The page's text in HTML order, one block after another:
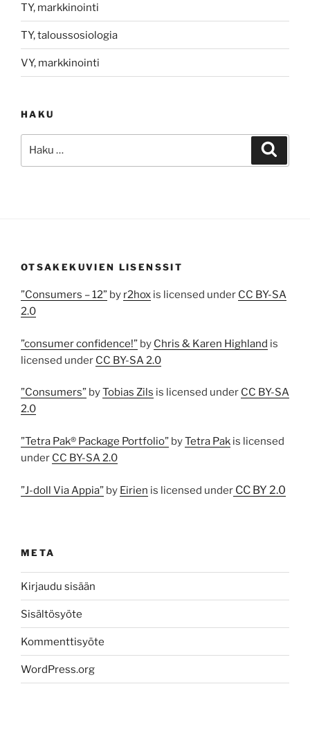
TY, markkinointi
TY, taloussosiologia
VY, markkinointi
HAKU
OTSAKEKUVIEN LISENSSIT
”Consumers – 12” by r2hox is licensed under CC BY-SA
2.0
”consumer confidence!” by Chris & Karen Highland is
licensed under CC BY-SA 2.0
”Consumers” byTobias Zils is licensed under CC BY-SA
2.0
”Tetra Pak® Package Portfolio” byTetra Pak is licensed
under CC BY-SA 2.0
”J-doll Via Appia” by Eirien is licensed under CC BY 2.0
META
Kirjaudu sisään
Sisältösyöte
Kommenttisyöte
WordPress.org